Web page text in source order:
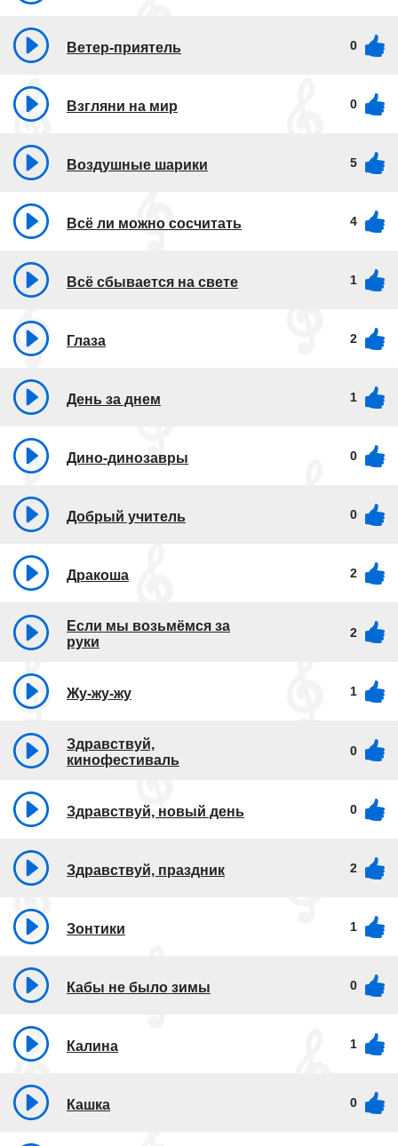
Ветер-приятель 0
Взгляни на мир 0
Воздушные шарики 5
Всё ли можно сосчитать 4
Всё сбывается на свете 1
Глаза 2
День за днем 1
Дино-динозавры 0
Добрый учитель 0
Дракоша 2
Если мы возьмёмся за
руки
2
Жу-жу-жу 1
Здравствуй,
кинофестиваль
0
Здравствуй, новый день 0
Здравствуй, праздник 2
Зонтики 1
Кабы не было зимы 0
Калина 1
Кашка 0